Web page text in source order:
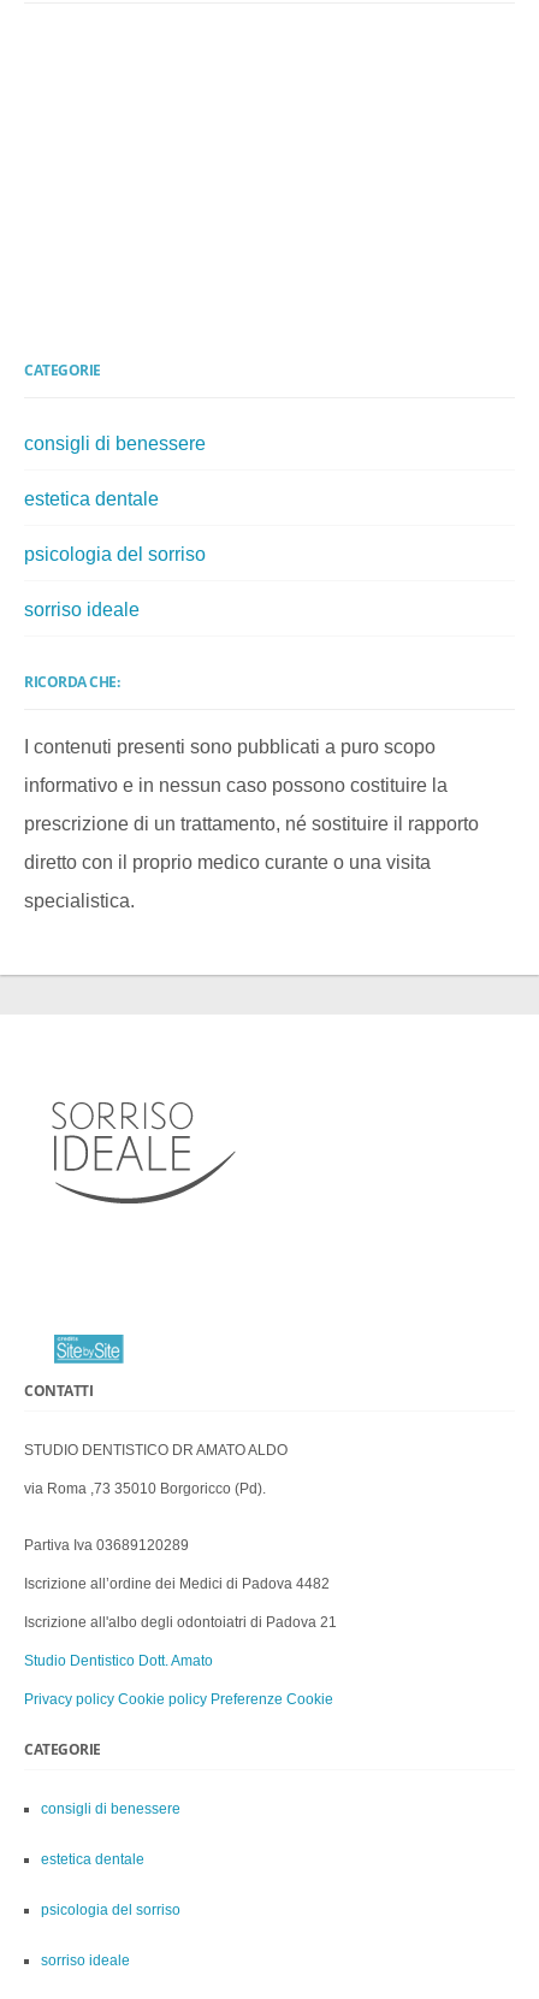
CATEGORIE
consigli di benessere
estetica dentale
psicologia del sorriso
sorriso ideale
RICORDA CHE:
I contenuti presenti sono pubblicati a puro scopo
informativo e in nessun caso possono costituire la
prescrizione di un trattamento, né sostituire il rapporto
diretto con il proprio medico curante o una visita
specialistica.
CONTATTI
STUDIO DENTISTICO DR AMATO ALDO
via Roma ,73 35010 Borgoricco (Pd).
Partiva Iva 03689120289
Iscrizione all’ordine dei Medici di Padova 4482
Iscrizione all'albo degli odontoiatri di Padova 21
Studio Dentistico Dott. Amato
Privacy policy Cookie policy Preferenze Cookie
CATEGORIE
consigli di benessere
estetica dentale
psicologia del sorriso
sorriso ideale